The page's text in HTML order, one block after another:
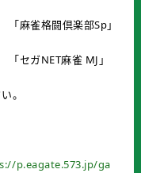
麻雀格闘倶楽部Sp」
セガNET麻雀 MJ」
。
p.eagate.573.jp/ga